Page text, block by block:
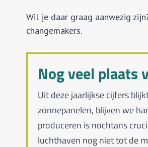
Wil je daar graag aanwezig
changemakers.
Nog veel plaats
Uit deze jaarlijkse cijfers
zonnepanelen, blijven we
produceren is nochtans
luchthaven nog niet tot de